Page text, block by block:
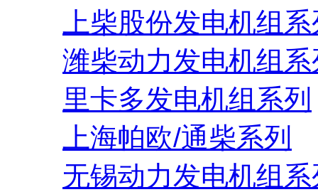
上柴股份发电机组
潍柴动力发电机组系
里卡多发电机组系列
上海帕欧/通柴系列
无锡动力发电机组系